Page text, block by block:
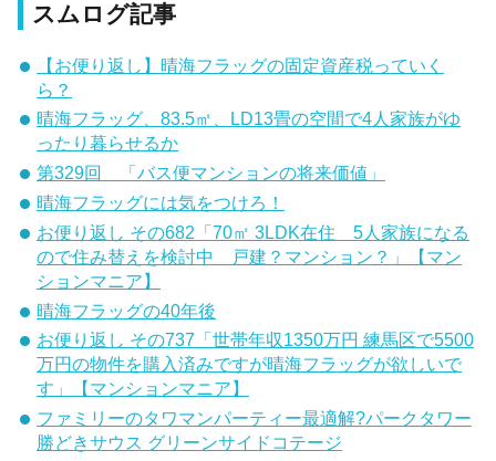
スムログ記事
【お便り返し】晴海フラッグの固定資産税っていく
ら？
晴海フラッグ、83.5㎡、LD13畳の空間で4人家族がゆ
ったり暮らせるか
第329回 「バス便マンションの将来価値」
晴海フラッグには気をつけろ！
お便り返し その682「70㎡ 3LDK在住 5人家族になる
ので住み替えを検討中 戸建？マンション？」【マン
ションマニア】
晴海フラッグの40年後
お便り返し その737「世帯年収1350万円 練馬区で5500
万円の物件を購入済みですが晴海フラッグが欲しいで
す」【マンションマニア】
ファミリーのタワマンパーティー最適解?パークタワー
勝どきサウス グリーンサイドコテージ